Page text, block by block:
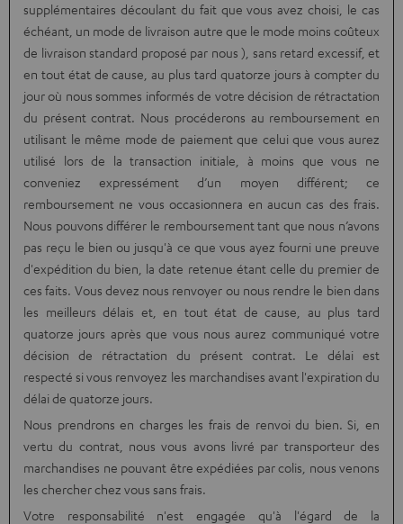
supplémentaires découlant du fait que vous avez choisi, le cas
échéant, un mode de livraison autre que le mode moins coûteux
de livraison standard proposé par nous ), sans retard excessif, et
en tout état de cause, au plus tard quatorze jours à compter du
jour où nous sommes informés de votre décision de rétractation
du présent contrat. Nous procéderons au remboursement en
utilisant le même mode de paiement que celui que vous aurez
utilisé lors de la transaction initiale, à moins que vous ne
conveniez expressément d’un moyen différent; ce
remboursement ne vous occasionnera en aucun cas des frais.
Nous pouvons différer le remboursement tant que nous n’avons
pas reçu le bien ou jusqu'à ce que vous ayez fourni une preuve
d'expédition du bien, la date retenue étant celle du premier de
ces faits. Vous devez nous renvoyer ou nous rendre le bien dans
les meilleurs délais et, en tout état de cause, au plus tard
quatorze jours après que vous nous aurez communiqué votre
décision de rétractation du présent contrat. Le délai est
respecté si vous renvoyez les marchandises avant l'expiration du
délai de quatorze jours.
Nous prendrons en charges les frais de renvoi du bien. Si, en
vertu du contrat, nous vous avons livré par transporteur des
marchandises ne pouvant être expédiées par colis, nous venons
les chercher chez vous sans frais.
Votre responsabilité n'est engagée qu'à l'égard de la